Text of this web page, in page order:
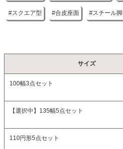
スクエア型 合皮座面 スチール脚
サイズ
100幅3点セット
【選択中】 135幅5点セット
110円形5点セット